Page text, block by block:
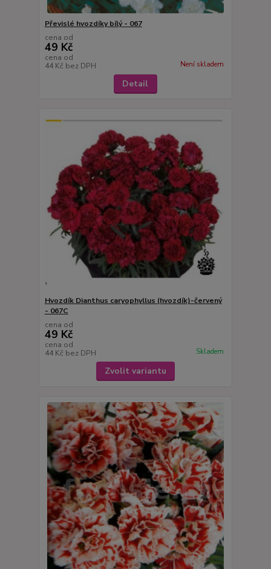
Převislé hvozdíky bílý - 067
cena od
49 Kč
cena od
44 Kč bez DPH Není skladem
Detail
Hvozdík Dianthus caryophyllus (hvozdík)-červený
- 067C
cena od
49 Kč
cena od
44 Kč bez DPH Skladem
Zvolit variantu